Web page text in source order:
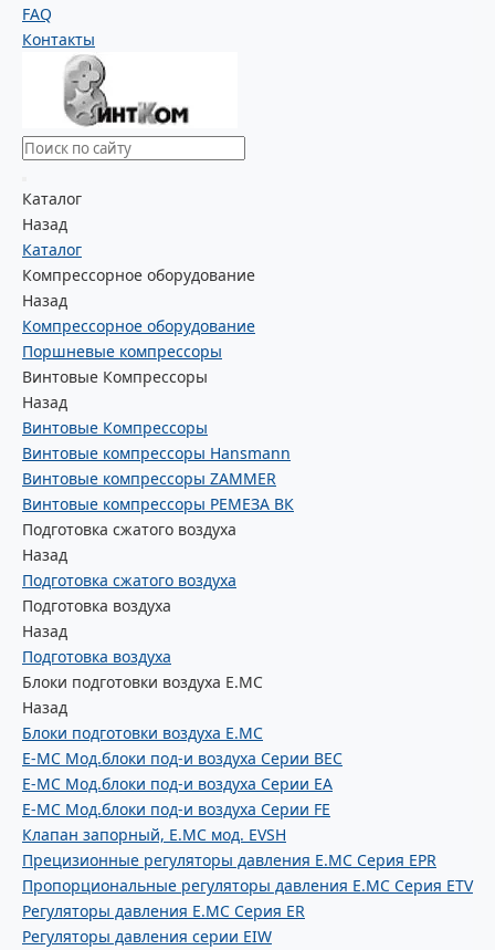
FAQ
Контакты
Каталог
Назад
Каталог
Компрессорное оборудование
Назад
Компрессорное оборудование
Поршневые компрессоры
Винтовые Компрессоры
Назад
Винтовые Компрессоры
Винтовые компрессоры Hansmann
Винтовые компрессоры ZAMMER
Винтовые компрессоры РЕМЕЗА ВК
Подготовка сжатого воздуха
Назад
Подготовка сжатого воздуха
Подготовка воздуха
Назад
Подготовка воздуха
Блоки подготовки воздуха E.MC
Назад
Блоки подготовки воздуха E.MC
E-MC Мод.блоки под-и воздуха Серии BEC
E-MC Мод.блоки под-и воздуха Серии EA
E-MC Мод.блоки под-и воздуха Серии FE
Клапан запорный, E.MC мод. EVSH
Прецизионные регуляторы давления E.MC Серия EPR
Пропорциональные регуляторы давления E.MC Серия ETV
Регуляторы давления E.MC Серия ER
Регуляторы давления серии EIW